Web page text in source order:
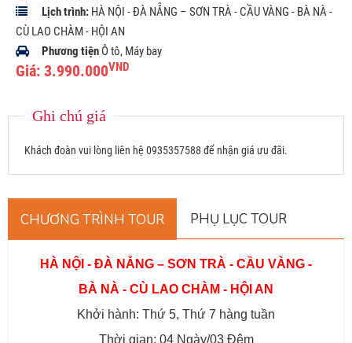
Lịch trình: HÀ NỘI - ĐÀ NẴNG – SƠN TRÀ - CẦU VÀNG - BÀ NÀ -
CÙ LAO CHÀM - HỘI AN
Phương tiện Ô tô, Máy bay
Giá: 3.990.000VND
Ghi chú giá
Khách đoàn vui lòng liên hệ 0935357588 để nhận giá ưu đãi.
CHƯƠNG TRÌNH TOUR PHỤ LỤC TOUR
HÀ NỘI - ĐÀ NẴNG – SƠN TRÀ - CẦU VÀNG -
BÀ NÀ - CÙ LAO CHÀM - HỘI AN
Khởi hành: Thứ 5, Thứ 7 hàng tuần
Thời gian: 04 Ngày/03 Đêm